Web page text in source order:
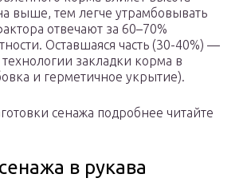
выше, тем легче утрамбовывать
отвечают за 60–70%
Оставшаяся часть (30-40%) —
закладки корма в
и герметичное укрытие).
сенажа подробнее читайте
в рукава